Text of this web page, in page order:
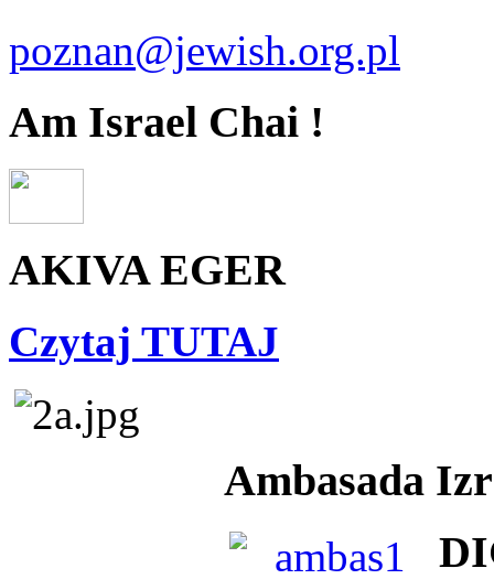
poznan@jewish.org.pl
Am Israel Chai !
AKIVA EGER
Czytaj TUTAJ
Ambasada